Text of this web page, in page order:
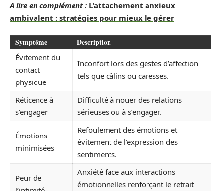
A lire en complément : L'attachement anxieux
ambivalent : stratégies pour mieux le gérer
Symptôme Description
Évitement du
contact
physique
Inconfort lors des gestes d’affection
tels que câlins ou caresses.
Réticence à
s’engager
Difficulté à nouer des relations
sérieuses ou à s’engager.
Émotions
minimisées
Refoulement des émotions et
évitement de l’expression des
sentiments.
Peur de
Anxiété face aux interactions
émotionnelles renforçant le retrait